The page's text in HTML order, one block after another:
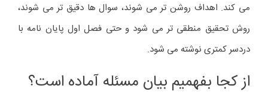
می کند. اهداف روشن تر می شوند، سوال ها دقیق تر می شوند،
روش تحقیق منطقی تر می شود و حتی فصل اول پایان نامه با
دردسر کمتری نوشته می شود.
از کجا بفهمیم بیان مسئله آماده است؟